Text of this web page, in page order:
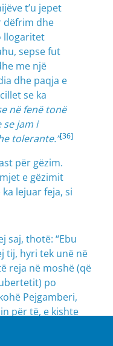
t’u jepet
dëfrim dhe
llogaritet
sepse fut
me një
dhe paqja e
se ka
në fenë tonë
se jam i
tolerante.”[36]
për gëzim.
e gëzimit
lejuar feja, si
saj, thotë: “Ebu
tij, hyri tek unë në
reja në moshë (që
po
Pejgamberi,
për të, e kishte
Bekri kur i pa
lavdia dhe paqja